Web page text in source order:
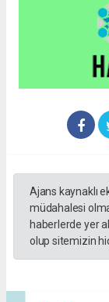
Ajans kaynaklı
müdahalesi
haberlerde yer
olup sitemizin